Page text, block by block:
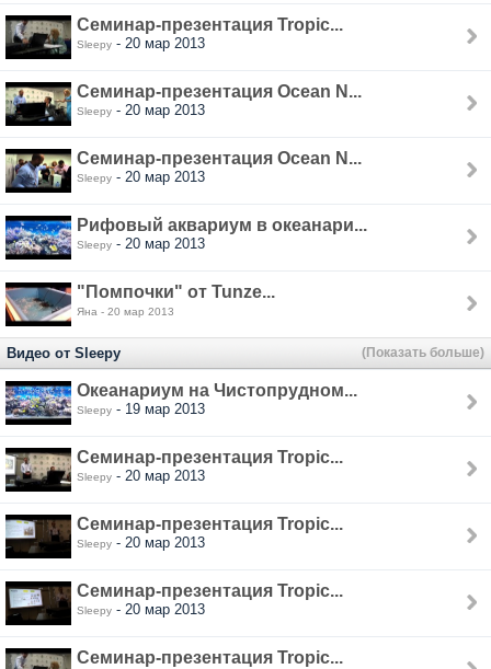
Семинар-презентация Tropic...
Sleepy - 20 мар 2013
Семинар-презентация Ocean N...
Sleepy - 20 мар 2013
Семинар-презентация Ocean N...
Sleepy - 20 мар 2013
Рифовый аквариум в океанари...
Sleepy - 20 мар 2013
"Помпочки" от Tunze...
Яна - 20 мар 2013
Видео от Sleepy (Показать больше)
Океанариум на Чистопрудном...
Sleepy - 19 мар 2013
Семинар-презентация Tropic...
Sleepy - 20 мар 2013
Семинар-презентация Tropic...
Sleepy - 20 мар 2013
Семинар-презентация Tropic...
Sleepy - 20 мар 2013
Семинар-презентация Tropic...